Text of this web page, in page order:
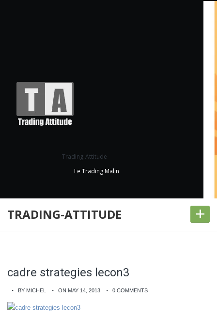
Trading-Attitude
Le Trading Malin
TRADING-ATTITUDE +
cadre strategies lecon3
BY MICHEL ON MAY 14, 2013 0 COMMENTS